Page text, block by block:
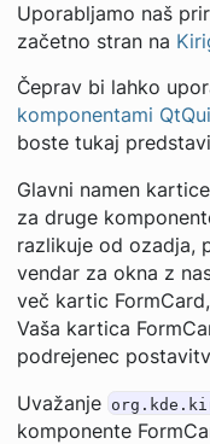
Uporabljamo naš
začetno stran na
Čeprav bi lahko
komponentami
boste tukaj
Glavni namen
za druge
razlikuje od ozadja,
vendar za okna z
več kartic
Vaša kartica
podrejenec
Uvažanje
komponente